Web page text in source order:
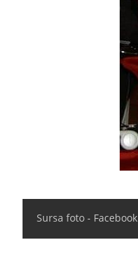
Sursa foto - Facebook